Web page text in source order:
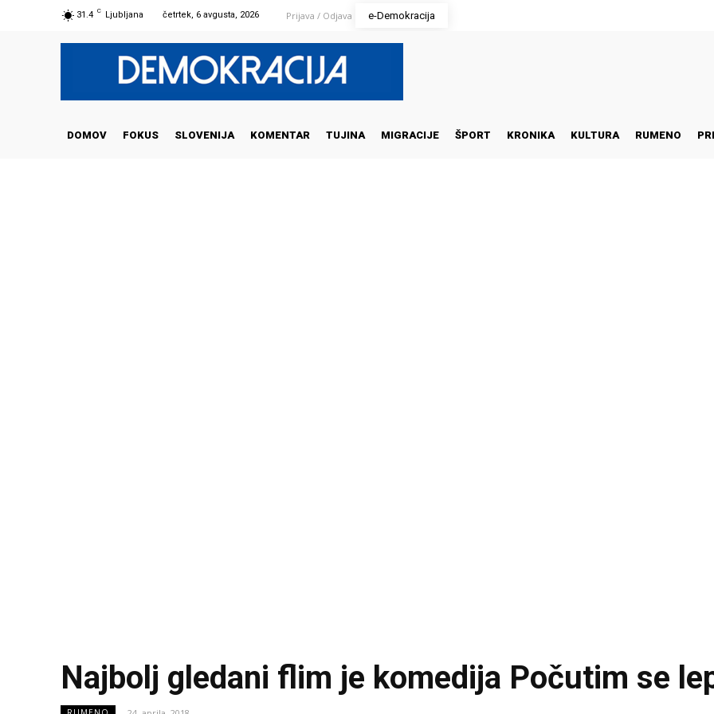
31.4 C Ljubljana četrtek, 6 avgusta, 2026 Prijava / Odjava e-Demokracija
DOMOV FOKUS SLOVENIJA KOMENTAR TUJINA MIGRACIJE ŠPORT KRONIKA KULTURA RUMENO
Najbolj gledani flim je komedija Počutim se